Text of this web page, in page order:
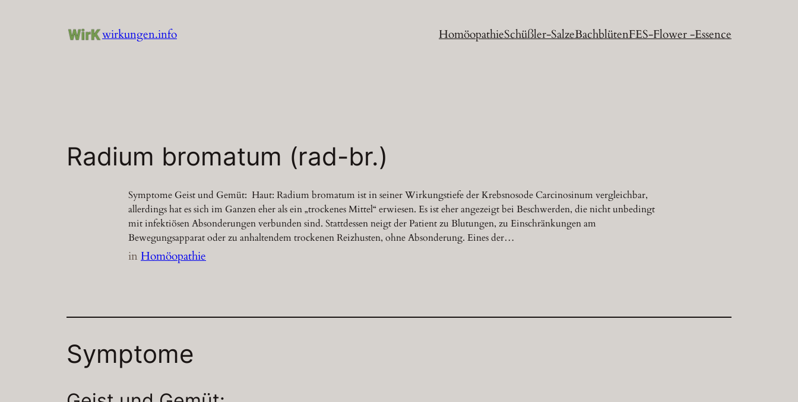
wirkungen.info HomöopathieSchüßler-SalzeBachblütenFES-Flower -Essence
Radium bromatum (rad-br.)
Symptome Geist und Gemüt: Haut: Radium bromatum ist in seiner Wirkungstiefe der Krebsnosode Carcinosinum vergleichbar,
allerdings hat es sich im Ganzen eher als ein „trockenes Mittel“ erwiesen. Es ist eher angezeigt bei Beschwerden, die nicht unbedingt
mit infektiösen Absonderungen verbunden sind. Stattdessen neigt der Patient zu Blutungen, zu Einschränkungen am
Bewegungsapparat oder zu anhaltendem trockenen Reizhusten, ohne Absonderung. Eines der…
inHomöopathie
Symptome